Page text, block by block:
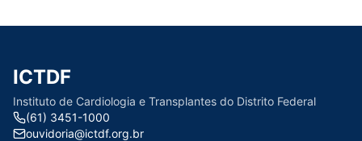
ICTDF
Instituto de Cardiologia e Transplantes do Distrito Federal
(61) 3451-1000
ouvidoria@ictdf.org.br